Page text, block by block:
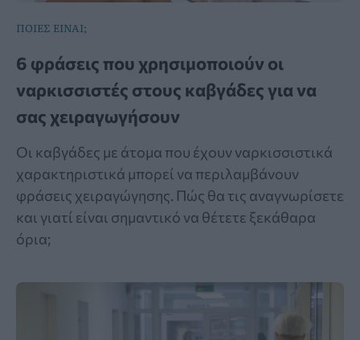
ΠΟΙΕΣ ΕΙΝΑΙ;
6 φράσεις που χρησιμοποιούν οι
ναρκισσιστές στους καβγάδες για να
σας χειραγωγήσουν
Οι καβγάδες με άτομα που έχουν ναρκισσιστικά
χαρακτηριστικά μπορεί να περιλαμβάνουν
φράσεις χειραγώγησης. Πώς θα τις αναγνωρίσετε
και γιατί είναι σημαντικό να θέτετε ξεκάθαρα
όρια;